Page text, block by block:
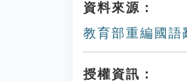
資料來源：
教育部重編國語
授權資訊：